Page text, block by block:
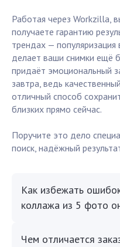
Работая через Workzilla,
получаете гарантию
трендах — популяризация
делает ваши снимки ещё
придаёт эмоциональный
завтра, ведь
отличный способ
близких прямо сейчас.
Поручите это дело
поиск, надёжный
Как избежать
коллажа из 5 фото
Чем отличается